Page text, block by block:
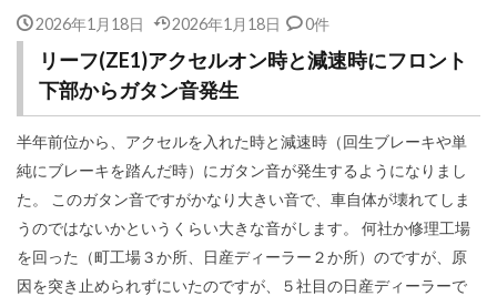
2026年1月18日 2026年1月18日 0件
リーフ(ZE1)アクセルオン時と減速時にフロント
下部からガタン音発生
半年前位から、アクセルを入れた時と減速時（回生ブレーキや単
純にブレーキを踏んだ時）にガタン音が発生するようになりまし
た。 このガタン音ですがかなり大きい音で、車自体が壊れてしま
うのではないかというくらい大きな音がします。 何社か修理工場
を回った（町工場３か所、日産ディーラー２か所）のですが、原
因を突き止められずにいたのですが、５社目の日産ディーラーで